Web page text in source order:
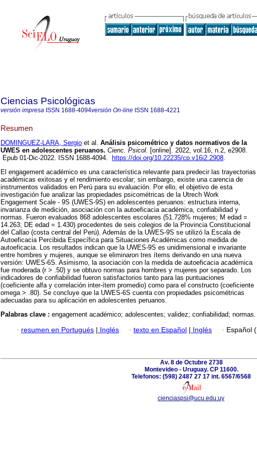
Ciencias Psicológicas
versión impresa ISSN 1688-4094versión On-line ISSN 1688-4221
Resumen
DOMINGUEZ-LARA, Sergio et al. Análisis psicométrico y datos normativos de la
UWES en adolescentes peruanos. Cienc. Psicol. [online]. 2022, vol.16, n.2, e2908.
Epub 01-Dic-2022. ISSN 1688-4094.
https://doi.org/10.22235/cp.v16i2.2908.
El engagement académico es una característica relevante para predecir las trayectorias
académicas exitosas y el rendimiento escolar; sin embargo, existe una carencia de
instrumentos validados en Perú para su evaluación. Por ello, el objetivo de esta
investigación fue analizar las propiedades psicométricas de la Utrech Work
Engagement Scale - 9S (UWES-9S) en adolescentes peruanos: estructura interna,
invarianza de medición, asociación con la autoeficacia académica, confiabilidad y
normas. Fueron evaluados 868 adolescentes escolares (51.728% mujeres; M edad =
14.263; DE edad = 1.430) procedentes de seis colegios de la Provincia Constitucional
del Callao (costa central del Perú). Además de la UWES-9S se utilizó la Escala de
Autoeficacia Percibida Específica para Situaciones Académicas como medida de
autoeficacia. Los resultados indican que la UWES-9S es unidimensional e invariante
entre hombres y mujeres, aunque se eliminaron tres ítems derivando en una nueva
versión: UWES-6S. Asimismo, la asociación con la medida de autoeficacia académica
fue moderada (r > .50) y se obtuvo normas para hombres y mujeres por separado. Los
indicadores de confiabilidad fueron satisfactorios tanto para las puntuaciones
(coeficiente alfa y correlación inter-ítem promedio) como para el constructo (coeficiente
omega > .80). Se concluye que la UWES-6S cuenta con propiedades psicométricas
adecuadas para su aplicación en adolescentes peruanos.
Palabras clave : engagement académico; adolescentes; validez; confiabilidad; normas.
· resumen en Portugués | Inglés · texto en Español | Inglés · Español (
Av. 8 de Octubre 2738
Montevideo - Uruguay. CP 11600.
Telefonos: (598) 2487 27 17 int. 6567/6568
cienciaspsi@ucu.edu.uy